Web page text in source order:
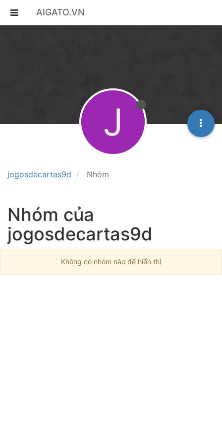
AIGATO.VN
jogosdecartas9d Nhóm
J
Nhóm của
jogosdecartas9d
Không có nhóm nào để hiển thị